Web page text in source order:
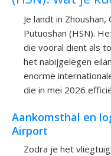
Je landt in
Putuoshan (HSN).
die vooral dient als
het nabijgelegen
enorme
die in mei 2026
Aankomsthal en
Airport
Zodra je het